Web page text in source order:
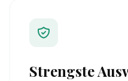
Strengste